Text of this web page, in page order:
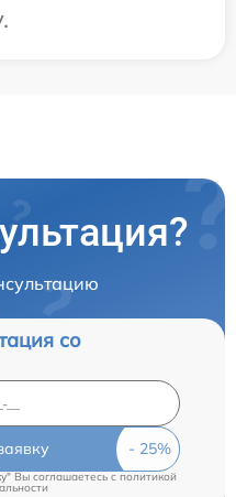
со
Вы соглашаетесь c политикой